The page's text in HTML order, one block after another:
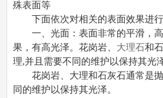
殊表面等
下面依次对相关的表面效果进行
一、光面：表面非常的平滑，高
果，有高光泽。花岗岩、 大理石和
理,并且需要不同的维护以保持其光
花岗岩、大理和石灰石通常是抛
同的维护以保持其光泽。